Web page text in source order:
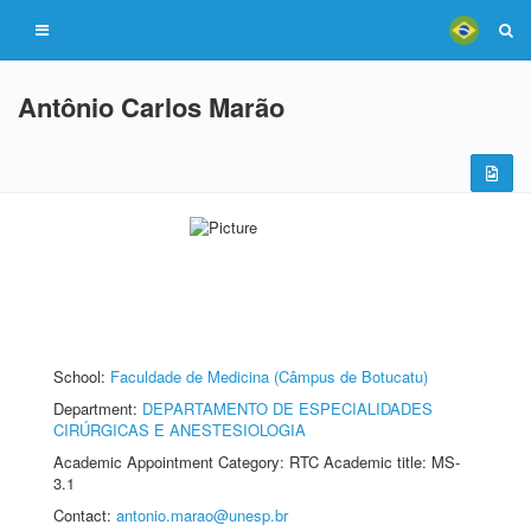
Antônio Carlos Marão
School: Faculdade de Medicina (Câmpus de Botucatu)
Department: DEPARTAMENTO DE ESPECIALIDADES
CIRÚRGICAS E ANESTESIOLOGIA
Academic Appointment Category: RTC Academic title: MS-
3.1
Contact: antonio.marao@unesp.br